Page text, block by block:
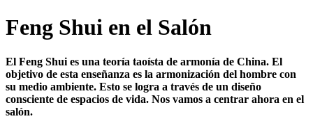
Feng Shui en el Salón
El Feng Shui es una teoría taoísta de armonía de China. El
objetivo de esta enseñanza es la armonización del hombre con
su medio ambiente. Esto se logra a través de un diseño
consciente de espacios de vida. Nos vamos a centrar ahora en el
salón.